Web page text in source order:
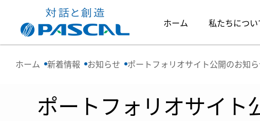
ホーム 私たちについ
ホーム 新着情報 お知らせ ポートフォリオサイト公開のお知
ポートフォリオサイト